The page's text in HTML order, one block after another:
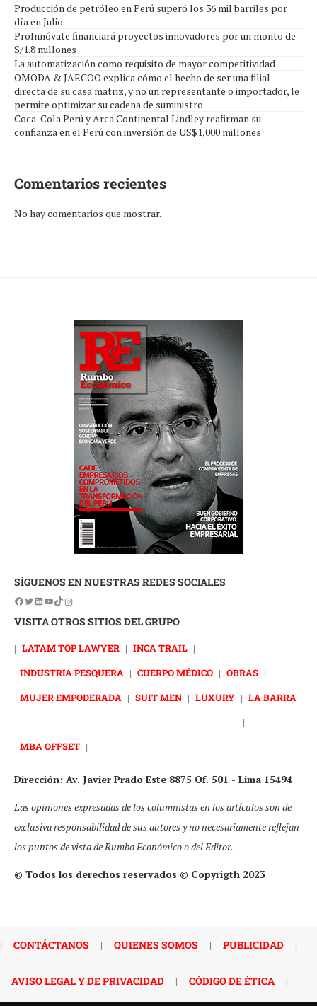
Producción de petróleo en Perú superó los 36 mil barriles por
día en Julio
ProInnóvate financiará proyectos innovadores por un monto de
S/1.8 millones
La automatización como requisito de mayor competitividad
OMODA & JAECOO explica cómo el hecho de ser una filial
directa de su casa matriz, y no un representante o importador, le
permite optimizar su cadena de suministro
Coca-Cola Perú y Arca Continental Lindley reafirman su
confianza en el Perú con inversión de US$1,000 millones
Comentarios recientes
No hay comentarios que mostrar.
SÍGUENOS EN NUESTRAS REDES SOCIALES
VISITA OTROS SITIOS DEL GRUPO
| LATAM TOP LAWYER | INCA TRAIL |
INDUSTRIA PESQUERA | CUERPO MÉDICO | OBRAS |
MUJER EMPODERADA | SUIT MEN | LUXURY | LA BARRA
|
MBA OFFSET |
Dirección: Av. Javier Prado Este 8875 Of. 501 - Lima 15494
Las opiniones expresadas de los columnistas en los artículos son de
exclusiva responsabilidad de sus autores y no necesariamente reflejan
los puntos de vista de Rumbo Económico o del Editor.
© Todos los derechos reservados © Copyrigth 2023
| CONTÁCTANOS | QUIENES SOMOS | PUBLICIDAD |
AVISO LEGAL Y DE PRIVACIDAD | CÓDIGO DE ÉTICA |